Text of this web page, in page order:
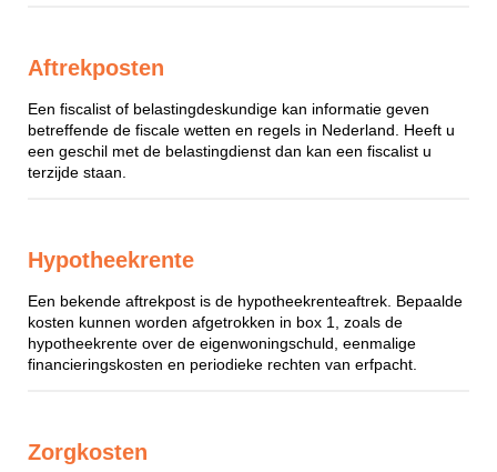
Aftrekposten
Een fiscalist of belastingdeskundige kan informatie geven
betreffende de fiscale wetten en regels in Nederland. Heeft u
een geschil met de belastingdienst dan kan een fiscalist u
terzijde staan.
Hypotheekrente
Een bekende aftrekpost is de hypotheekrenteaftrek. Bepaalde
kosten kunnen worden afgetrokken in box 1, zoals de
hypotheekrente over de eigenwoningschuld, eenmalige
financieringskosten en periodieke rechten van erfpacht.
Zorgkosten